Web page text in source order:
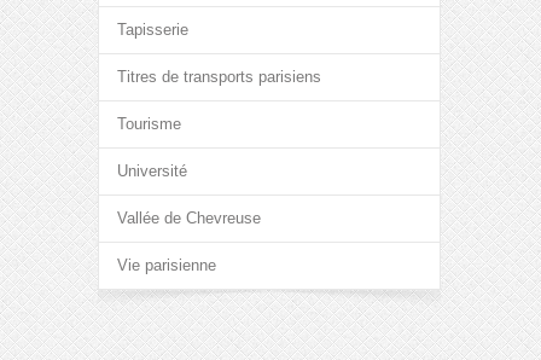
Tapisserie
Titres de transports parisiens
Tourisme
Université
Vallée de Chevreuse
Vie parisienne